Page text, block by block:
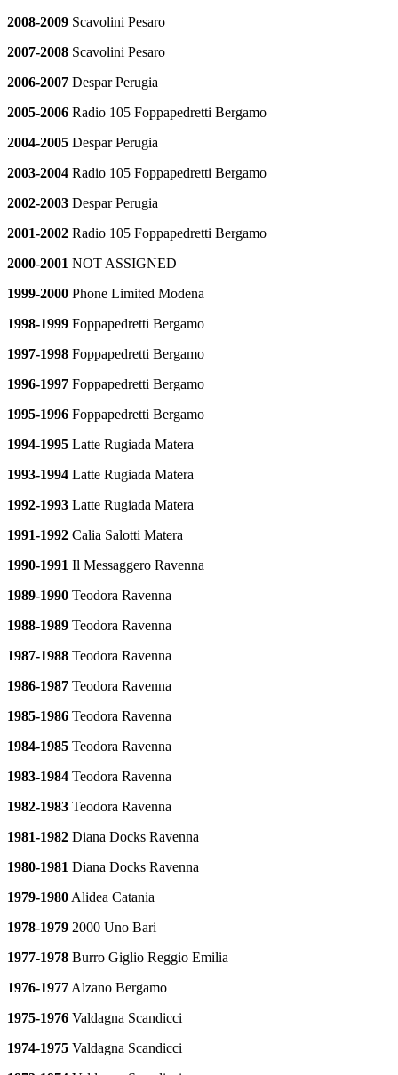
2008-2009 Scavolini Pesaro
2007-2008 Scavolini Pesaro
2006-2007 Despar Perugia
2005-2006 Radio 105 Foppapedretti Bergamo
2004-2005 Despar Perugia
2003-2004 Radio 105 Foppapedretti Bergamo
2002-2003 Despar Perugia
2001-2002 Radio 105 Foppapedretti Bergamo
2000-2001 NOT ASSIGNED
1999-2000 Phone Limited Modena
1998-1999 Foppapedretti Bergamo
1997-1998 Foppapedretti Bergamo
1996-1997 Foppapedretti Bergamo
1995-1996 Foppapedretti Bergamo
1994-1995 Latte Rugiada Matera
1993-1994 Latte Rugiada Matera
1992-1993 Latte Rugiada Matera
1991-1992 Calia Salotti Matera
1990-1991 Il Messaggero Ravenna
1989-1990 Teodora Ravenna
1988-1989 Teodora Ravenna
1987-1988 Teodora Ravenna
1986-1987 Teodora Ravenna
1985-1986 Teodora Ravenna
1984-1985 Teodora Ravenna
1983-1984 Teodora Ravenna
1982-1983 Teodora Ravenna
1981-1982 Diana Docks Ravenna
1980-1981 Diana Docks Ravenna
1979-1980 Alidea Catania
1978-1979 2000 Uno Bari
1977-1978 Burro Giglio Reggio Emilia
1976-1977 Alzano Bergamo
1975-1976 Valdagna Scandicci
1974-1975 Valdagna Scandicci